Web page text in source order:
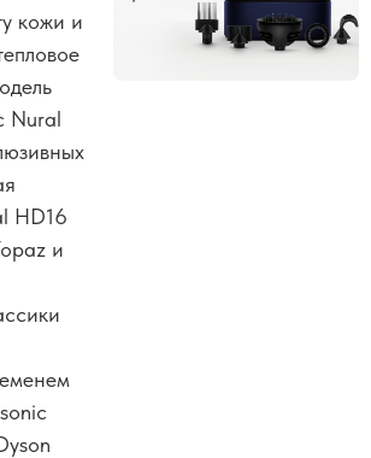
кожи и
Nural
HD16
и